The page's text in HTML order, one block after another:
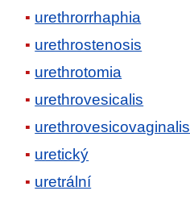
urethrorrhaphia
urethrostenosis
urethrotomia
urethrovesicalis
urethrovesicovaginalis
uretický
uretrální